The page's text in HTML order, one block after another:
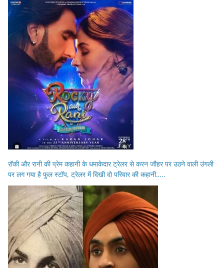
रॉकी और रानी की प्रेम कहानी के धमाकेदार ट्रेलर से करन जौहर पर उठने वाली उंगली
पर लग गया है फुल स्टॉप, ट्रेलर में दिखी दो परिवार की कहानी…..